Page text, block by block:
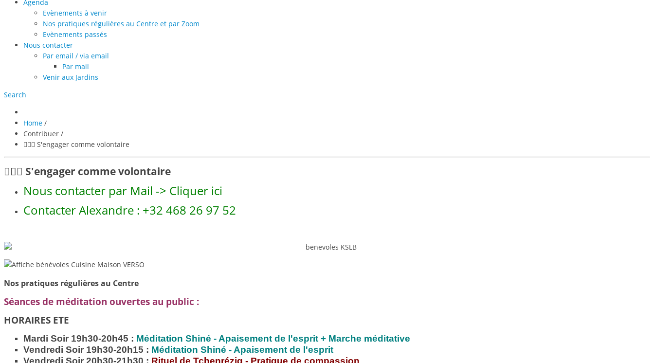
Agenda
Evènements à venir
Nos pratiques régulières au Centre et par Zoom
Evènements passés
Nous contacter
Par email / via email
Par mail
Venir aux Jardins
Search
Home /
Contribuer /
🙋🏻‍♀️ S'engager comme volontaire
🙋🏻‍♀️ S'engager comme volontaire
Nous contacter par Mail -> Cliquer ici
Contacter Alexandre : +32 468 26 97 52
Nos pratiques régulières au Centre
Séances de méditation ouvertes au public :
HORAIRES ETE
Mardi Soir 19h30-20h45 : Méditation Shiné - Apaisement de l'esprit + Marche méditative
Vendredi Soir 19h30-20h15 : Méditation Shiné - Apaisement de l'esprit